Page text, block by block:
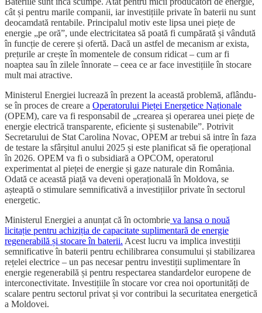
cât și pentru marile companii, iar investițiile private în baterii nu sunt
deocamdată rentabile. Principalul motiv este lipsa unei piețe de
energie „pe oră”, unde electricitatea să poată fi cumpărată și vândută
în funcție de cerere și ofertă. Dacă un astfel de mecanism ar exista,
prețurile ar crește în momentele de consum ridicat – cum ar fi
noaptea sau în zilele înnorate – ceea ce ar face investițiile în stocare
mult mai atractive.
Ministerul Energiei lucrează în prezent la această problemă, aflându-
se în proces de creare a Operatorului Pieței Energetice Naționale
(OPEM), care va fi responsabil de „crearea și operarea unei piețe de
energie electrică transparente, eficiente și sustenabile”. Potrivit
Secretarului de Stat Carolina Novac, OPEM ar trebui să intre în faza
de testare la sfârșitul anului 2025 și este planificat să fie operațional
în 2026. OPEM va fi o subsidiară a OPCOM, operatorul
experimentat al pieței de energie și gaze naturale din România.
Odată ce această piață va deveni operațională în Moldova, se
așteaptă o stimulare semnificativă a investițiilor private în sectorul
energetic.
Ministerul Energiei a anunțat că în octombrie va lansa o nouă
licitație pentru achiziția de capacitate suplimentară de energie
regenerabilă și stocare în baterii. Acest lucru va implica investiții
semnificative în baterii pentru echilibrarea consumului și stabilizarea
rețelei electrice – un pas necesar pentru investiții suplimentare în
energie regenerabilă și pentru respectarea standardelor europene de
interconectivitate. Investițiile în stocare vor crea noi oportunități de
scalare pentru sectorul privat și vor contribui la securitatea energetică
a Moldovei.